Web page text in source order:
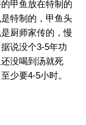
甲鱼放在特制的
特制的，甲鱼头
厨师家传的，慢
说没个3-5年功
没喝到汤就死
少要4-5小时。